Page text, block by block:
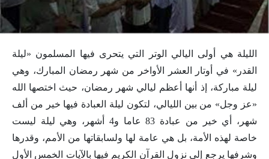
الليلة هي أولى اليالي الوتر التي يتحرى فيها المسلمون «ليلة
القدر» في أوتار العشر الأواخر من شهر رمضان المبارك، وهي
ليلة مباركة، إذ أنها أعظم ليالي شهر رمضان، حيث اختصها الله
«عز وجل» من بين الليالي، لتكون ليلة العبادة فيها خير من ألف
شهر، أي خير من عبادة 83 عاما و4 أشهر، وهي ليلة ليست
خاصة لهذه الأمة، بل هي عامة لها ولسابقاتها من الأمم، وقدرها
وشرفها يرجع إلى نزول القرآن الكريم فيها بالآيات الخمس الأول